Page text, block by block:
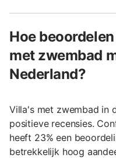
Hoe
met zwembad
Nederland?
Villa's met zwembad in
positieve recensies.
heeft 23% een
betrekkelijk hoog